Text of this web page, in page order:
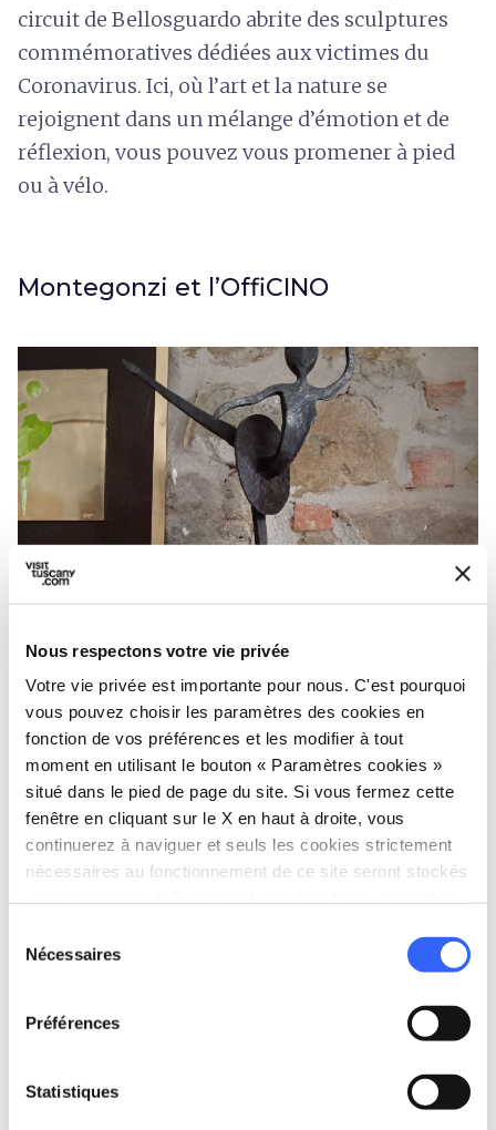
Nous respectons votre vie privée
Votre vie privée est importante pour nous. C'est pourquoi
vous pouvez choisir les paramètres des cookies en
fonction de vos préférences et les modifier à tout
moment en utilisant le bouton « Paramètres cookies »
situé dans le pied de page du site. Si vous fermez cette
fenêtre en cliquant sur le X en haut à droite, vous
continuerez à naviguer et seuls les cookies strictement
nécessaires au fonctionnement de ce site seront stockés
Nécessaires
Préférences
Statistiques
circuit de Bellosguardo abrite des sculptures
commémoratives dédiées aux victimes du
Coronavirus. Ici, où l’art et la nature se
rejoignent dans un mélange d’émotion et de
réflexion, vous pouvez vous promener à pied
ou à vélo.
Montegonzi et l’OffiCINO
Toujours dans la commune de Cavriglia, dans
le charmanthameau de Montegonzi, vous
pouvez suivre un itinéraire fascinant à travers
les rues étroites du villagepour découvrir les
travaux de métallurgie de Carlo Minatti,
connu sous le nom de « Cino ». Un petit musée
exposant quelques-unes de ses œuvres a été
aménagé à l’entrée du village, mais le véritable
spectacle se trouve dans les rues du village, où
s’intègrent parfaitement à l’atmosphère locale.
Il s’agit d’une exposition en plein air qui met
encore plus en valeur la beauté de ce superbe